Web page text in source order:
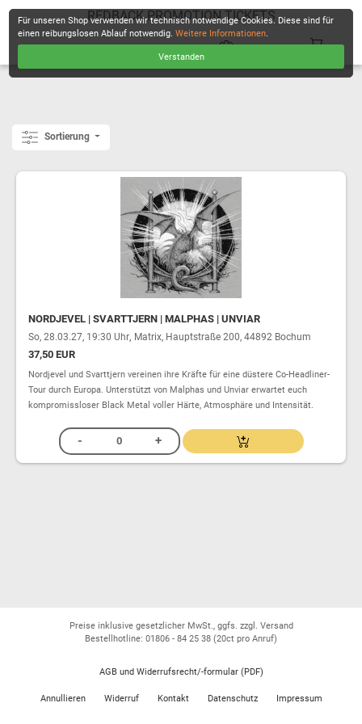
REDBACK PROMOTION TICKETS
Sortierung
NORDJEVEL | SVARTTJERN | MALPHAS | UNVIAR
So, 28.03.27, 19:30 Uhr, Matrix, Hauptstraße 200, 44892 Bochum
37,50 EUR
Nordjevel und Svarttjern vereinen ihre Kräfte für eine düstere Co-Headliner-
Tour durch Europa. Unterstützt von Malphas und Unviar erwartet euch
kompromissloser Black Metal voller Härte, Atmosphäre und Intensität.
Für unseren Shop verwenden wir technisch notwendige Cookies. Diese sind für
einen reibungslosen Ablauf notwendig.Weitere Informationen.
Verstanden
Preise inklusive gesetzlicher MwSt., ggfs. zzgl. Versand
Bestellhotline: 01806 - 84 25 38 (20ct pro Anruf)
AGB und Widerrufsrecht/-formular (PDF)
Annullieren Widerruf Kontakt Datenschutz Impressum